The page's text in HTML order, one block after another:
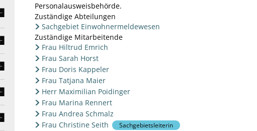
Personalausweisbehörde.
Zuständige Abteilungen
Sachgebiet Einwohnermeldewesen
Zuständige Mitarbeitende
Frau Hiltrud Emrich
Frau Sarah Horst
Frau Doris Kappeler
Frau Tatjana Maier
Herr Maximilian Poidinger
Frau Marina Rennert
Frau Andrea Schmalz
Frau Christine Seith
Sachgebietsleiterin